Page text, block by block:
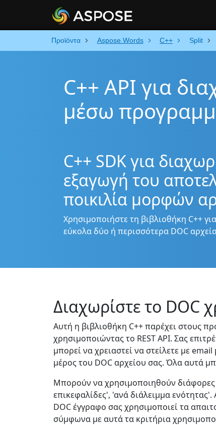
Προϊόντα Aspose.Words C++ Split
C++ API για
μέσω
C++ SDK για
εξαγωγή του
ποικιλία μορφών
Χρησιμοποιήστε τη βιβλιοθήκη C++
εύκολα δύο ή περισσότερα DOC
Διαχωρίστε το DOC
Αυτή η βιβλιοθήκη C++ παρέχει στους
χρησιμοποιώντας το REST API. Σας
μπορεί να χρειαστεί να στείλετε με
μέρος του DOC αρχείου σας. Όλα αυτά
Μπορούν να χρησιμοποιηθούν διάφορες
επικεφαλίδες', 'ανά διάλειμμα
DOC έγγραφο σας χρησιμοποιεί τα
σύμφωνα με αυτά τα κριτήρια